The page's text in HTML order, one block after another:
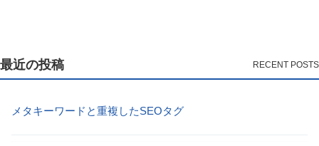
最近の投稿
メタキーワードと重複したSEOタグ